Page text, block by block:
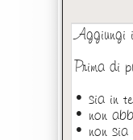
Aggiungi
Prima di
• sia in
• non
• non